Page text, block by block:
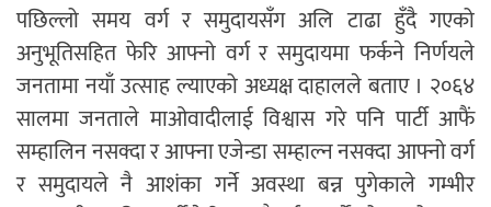
पछिल्लो समय वर्ग र समुदायसँग अलि टाढा हुँदै गएको
अनुभूतिसहित फेरि आफ्नो वर्ग र समुदायमा फर्कने निर्णयले
जनतामा नयाँ उत्साह ल्याएको अध्यक्ष दाहालले बताए । २०६४
सालमा जनताले माओवादीलाई विश्वास गरे पनि पार्टी आफैं
सम्हालिन नसक्दा र आफ्ना एजेन्डा सम्हाल्न नसक्दा आफ्नो वर्ग
र समुदायले नै आशंका गर्ने अवस्था बन्न पुगेकाले गम्भीर